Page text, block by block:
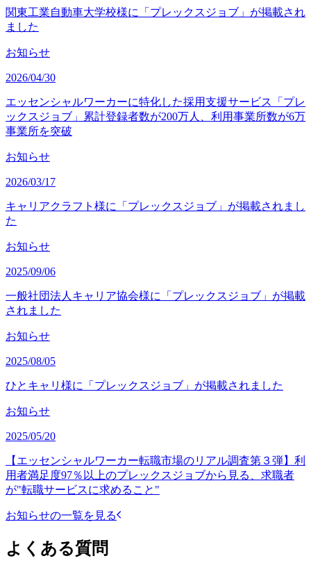
関東工業自動車大学校様に「プレックスジョブ」が掲載され
ました
お知らせ
2026/04/30
エッセンシャルワーカーに特化した採用支援サービス「プレ
ックスジョブ」累計登録者数が200万人、利用事業所数が6万
事業所を突破
お知らせ
2026/03/17
キャリアクラフト様に「プレックスジョブ」が掲載されまし
た
お知らせ
2025/09/06
一般社団法人キャリア協会様に「プレックスジョブ」が掲載
されました
お知らせ
2025/08/05
ひとキャリ様に「プレックスジョブ」が掲載されました
お知らせ
2025/05/20
【エッセンシャルワーカー転職市場のリアル調査第３弾】利
用者満足度97％以上のプレックスジョブから見る、求職者
が"転職サービスに求めること"
お知らせの一覧を見る
よくある質問